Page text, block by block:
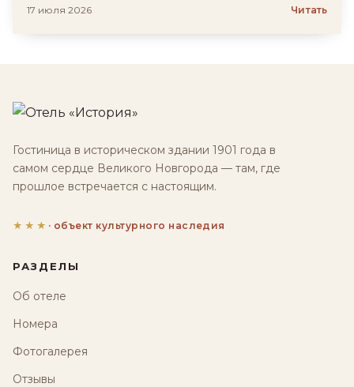
17 июля 2026 Читать
Гостиница в историческом здании 1901 года в
самом сердце Великого Новгорода — там, где
прошлое встречается с настоящим.
★★★ · объект культурного наследия
РАЗДЕЛЫ
Об отеле
Номера
Фотогалерея
Отзывы